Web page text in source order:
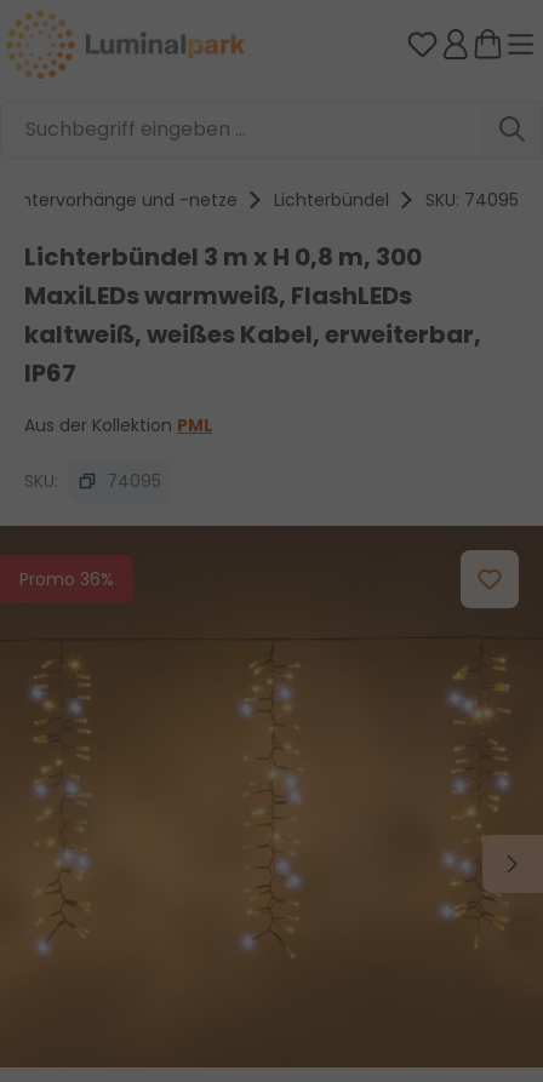
Zum Hauptinhalt springen Du hast 0
Lichtervorhänge und -netze Lichterbündel SKU: 74095
Lichterbündel 3 m x H 0,8 m, 300
MaxiLEDs warmweiß, FlashLEDs
kaltweiß, weißes Kabel, erweiterbar,
IP67
Aus der Kollektion PML
SKU: 74095
Promo 36%